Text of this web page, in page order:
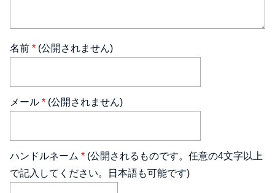
名前 * (公開されません)
メール * (公開されません)
ハンドルネーム * (公開されるものです。任意の4文字以上
で記入してください。日本語も可能です)